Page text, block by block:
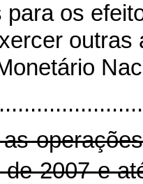
para os
outras
2007 e